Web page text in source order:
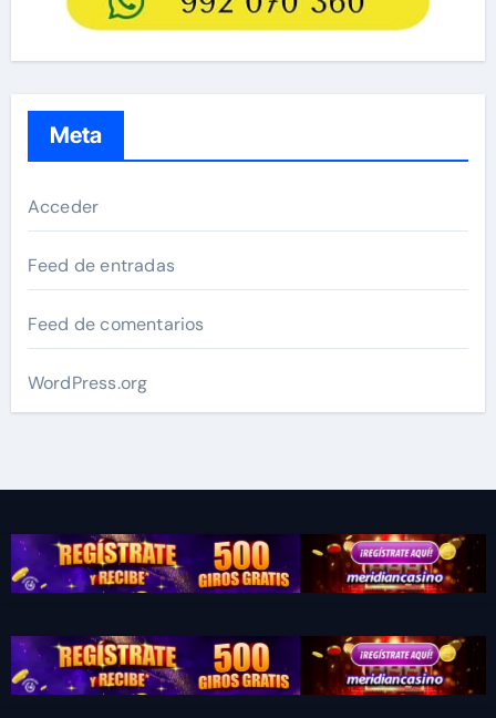
Meta
Acceder
Feed de entradas
Feed de comentarios
WordPress.org